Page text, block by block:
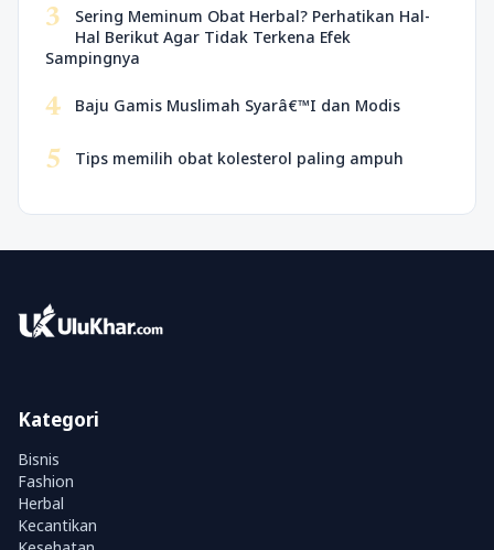
3
Sering Meminum Obat Herbal? Perhatikan Hal-
Hal Berikut Agar Tidak Terkena Efek
Sampingnya
4 Baju Gamis Muslimah Syarâ€™I dan Modis
5 Tips memilih obat kolesterol paling ampuh
Kategori
Bisnis
Fashion
Herbal
Kecantikan